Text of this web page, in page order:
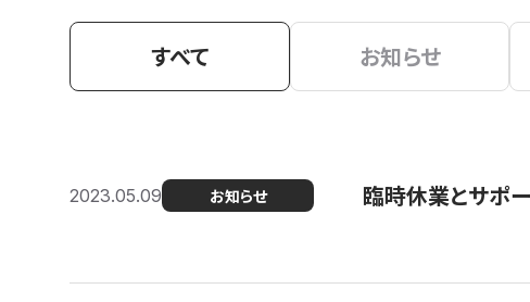
すべて お知らせ
2023.05.09 お知らせ 臨時休業とサポ